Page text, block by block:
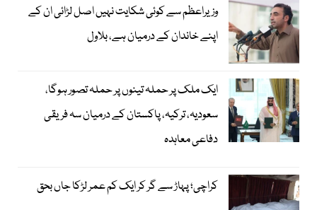
وزیراعظم سے کوئی شکایت نہیں اصل لڑائی ان کے
اپنے خاندان کے درمیان ہے، بلاول
ایک ملک پر حملہ تینوں پر حملہ تصور ہوگا،
سعودیہ، ترکیہ، پاکستان کے درمیان سہ فریقی
دفاعی معاہدہ
کراچی؛ پہاڑ سے گر کر ایک کم عمر لڑکا جاں بحق